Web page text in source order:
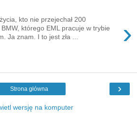
›
kto nie przejechał 200
którego EML pracuje w trybie
Ja znam. I to jest zła ...
›
Strona główna
wersję na komputer